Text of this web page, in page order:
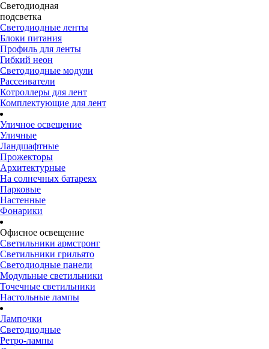
Светодиодная
подсветка
Светодиодные ленты
Блоки питания
Профиль для ленты
Гибкий неон
Светодиодные модули
Рассеиватели
Котроллеры для лент
Комплектующие для лент
Уличное освещение
Уличные
Ландшафтные
Прожекторы
Архитектурные
На солнечных батареях
Парковые
Настенные
Фонарики
Офисное освещение
Светильники армстронг
Светильники грильято
Светодиодные панели
Модульные светильники
Точечные светильники
Настольные лампы
Лампочки
Светодиодные
Ретро-лампы